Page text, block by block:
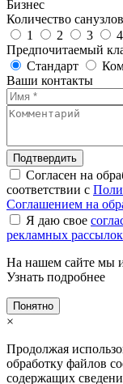
Бизнес
Количество санузлов
1
2 3
Предпочитаемый
Стандарт
Ваши контакты
Подтвердить
Согласен на
соответствии с
Соглашением на
Я даю свое
рекламных рассылок
На нашем сайте мы
Узнать подробнее
Понятно
×
Продолжая
обработку файлов
содержащих